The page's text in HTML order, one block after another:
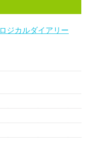
ロジカルダイアリー